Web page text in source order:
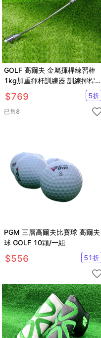
GOLF 高爾夫 金屬揮桿練習棒
1kg加重揮杆訓練器 訓練揮桿節
奏【GF52001】
$769 5折
已售8
PGM 三層高爾夫比賽球 高爾夫
球 GOLF 10顆/一組
$556 51折